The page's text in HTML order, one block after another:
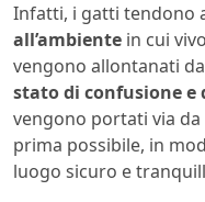
Infatti, i gatti tendono
all’ambiente in cui
vengono allontanati
stato di confusione e
vengono portati via
prima possibile, in
luogo sicuro e